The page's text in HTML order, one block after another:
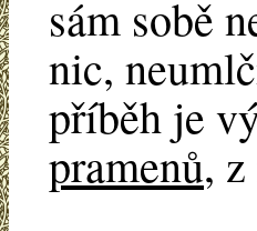
sám sobě
nic,
příběh je
pramenů,